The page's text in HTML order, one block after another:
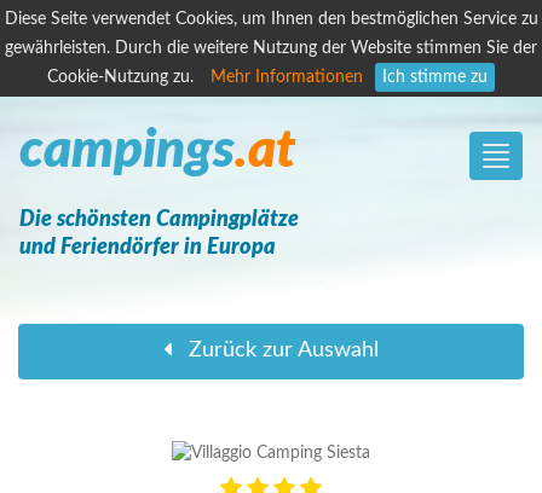
Diese Seite verwendet Cookies, um Ihnen den bestmöglichen Service zu
gewährleisten. Durch die weitere Nutzung der Website stimmen Sie der
Cookie-Nutzung zu.
Mehr Informationen Ich stimme zu
Toggle
campings.at
Die schönsten Campingplätze
und Feriendörfer in Europa
Zurück zur Auswahl